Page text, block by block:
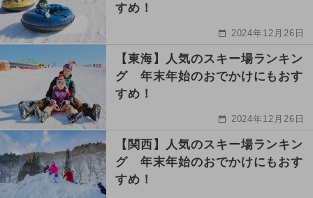
すめ！
2024年12月26日
【東海】人気のスキー場ランキン
グ 年末年始のおでかけにもおす
すめ！
2024年12月26日
【関西】人気のスキー場ランキン
グ 年末年始のおでかけにもおす
すめ！